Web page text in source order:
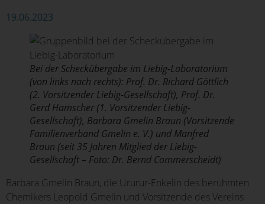
19.06.2023
Bei der Scheckübergabe im Liebig-Laboratorium
(von links nach rechts): Prof. Dr. Richard Göttlich
(2. Vorsitzender Liebig-Gesellschaft), Prof. Dr.
Gerd Hamscher (1. Vorsitzender Liebig-
Gesellschaft), Barbara Gmelin Braun (Vorsitzende
Familienverband Gmelin e. V.) und Manfred
Braun (seit 35 Jahren Mitglied der Liebig-
Gesellschaft – Foto: Dr. Bernd Commerscheidt)
Barbara Gmelin Braun, die Ururur-Enkelin des berühmten
Chemikers Leopold Gmelin und Vorsitzende des Vereins